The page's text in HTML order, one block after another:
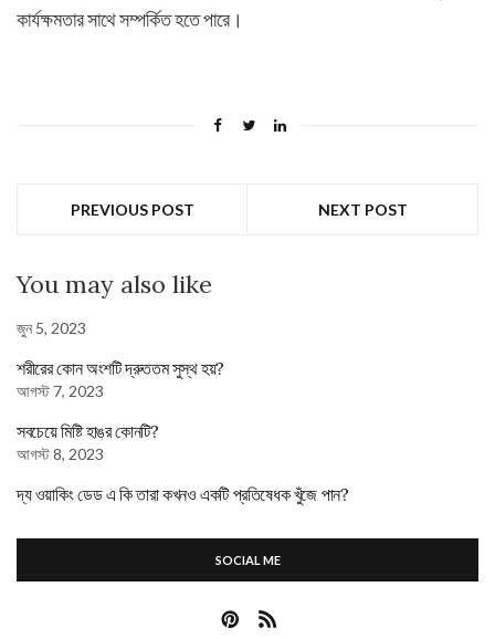
কার্যক্ষমতার সাথে সম্পর্কিত হতে পারে।
PREVIOUS POST NEXT POST
You may also like
জুন 5, 2023
শরীরের কোন অংশটি দ্রুততম সুস্থ হয়?
আগস্ট 7, 2023
সবচেয়ে মিষ্টি হাঙর কোনটি?
আগস্ট 8, 2023
দ্য ওয়াকিং ডেড এ কি তারা কখনও একটি প্রতিষেধক খুঁজে পান?
SOCIAL ME